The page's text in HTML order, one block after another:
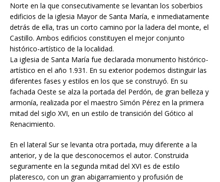
Norte en la que consecutivamente se levantan los soberbios
edificios de la iglesia Mayor de Santa María, e inmediatamente
detrás de ella, tras un corto camino por la ladera del monte, el
Castillo. Ambos edificios constituyen el mejor conjunto
histórico-artístico de la localidad.
La iglesia de Santa María fue declarada monumento histórico-
artístico en el año 1.931. En su exterior podemos distinguir las
diferentes fases y estilos en los que se construyó. En su
fachada Oeste se alza la portada del Perdón, de gran belleza y
armonía, realizada por el maestro Simón Pérez en la primera
mitad del siglo XVI, en un estilo de transición del Gótico al
Renacimiento.
En el lateral Sur se levanta otra portada, muy diferente a la
anterior, y de la que desconocemos el autor. Construida
seguramente en la segunda mitad del XVI es de estilo
plateresco, con un gran abigarramiento y profusión de